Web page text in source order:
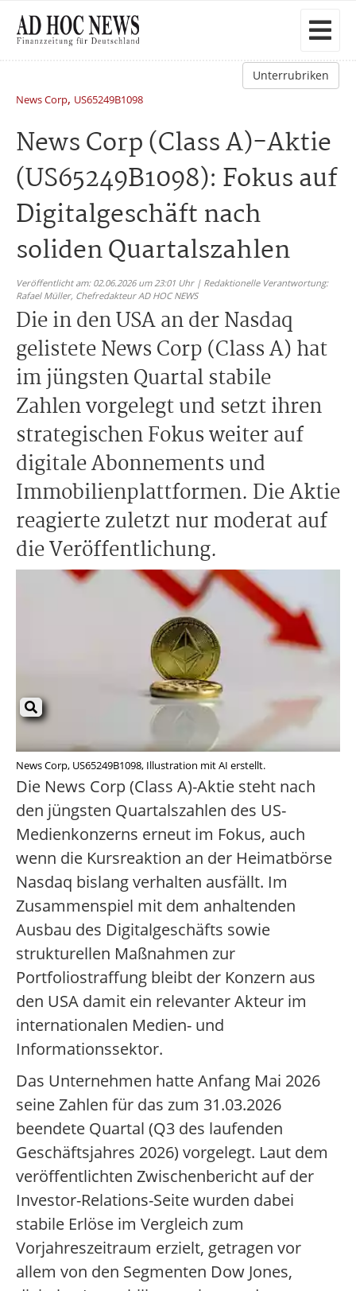
Unterrubriken
News Corp, US65249B1098
News Corp (Class A)-Aktie
(US65249B1098): Fokus auf
Digitalgeschäft nach
soliden Quartalszahlen
Veröffentlicht am: 02.06.2026 um 23:01 Uhr | Redaktionelle Verantwortung:
Rafael Müller, Chefredakteur AD HOC NEWS
Die in den USA an der Nasdaq
gelistete News Corp (Class A) hat
im jüngsten Quartal stabile
Zahlen vorgelegt und setzt ihren
strategischen Fokus weiter auf
digitale Abonnements und
Immobilienplattformen. Die Aktie
reagierte zuletzt nur moderat auf
die Veröffentlichung.
News Corp, US65249B1098, Illustration mit AI erstellt.
Die News Corp (Class A)-Aktie steht nach
den jüngsten Quartalszahlen des US-
Medienkonzerns erneut im Fokus, auch
wenn die Kursreaktion an der Heimatbörse
Nasdaq bislang verhalten ausfällt. Im
Zusammenspiel mit dem anhaltenden
Ausbau des Digitalgeschäfts sowie
strukturellen Maßnahmen zur
Portfoliostraffung bleibt der Konzern aus
den USA damit ein relevanter Akteur im
internationalen Medien- und
Informationssektor.
Das Unternehmen hatte Anfang Mai 2026
seine Zahlen für das zum 31.03.2026
beendete Quartal (Q3 des laufenden
Geschäftsjahres 2026) vorgelegt. Laut dem
veröffentlichten Zwischenbericht auf der
Investor-Relations-Seite wurden dabei
stabile Erlöse im Vergleich zum
Vorjahreszeitraum erzielt, getragen vor
allem von den Segmenten Dow Jones,